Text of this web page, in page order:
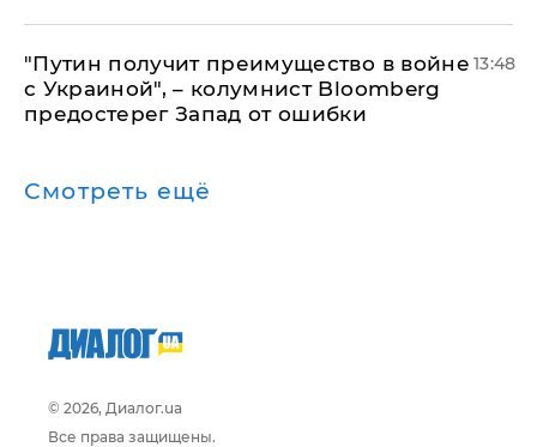
"Путин получит преимущество в войне
с Украиной", – колумнист Bloomberg
предостерег Запад от ошибки
13:48
Смотреть ещё
© 2026, Диалог.ua
Все права защищены.